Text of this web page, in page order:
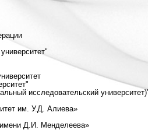
исследовательский
им. У.Д. Алиева»
имени Д.И. Менделеева»